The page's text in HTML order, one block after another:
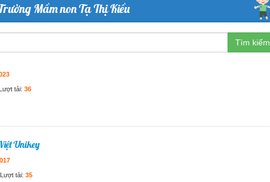
Mầm non Tạ Thị Kiều
Tìm kiếm
tải: 36
Unikey
tải: 35